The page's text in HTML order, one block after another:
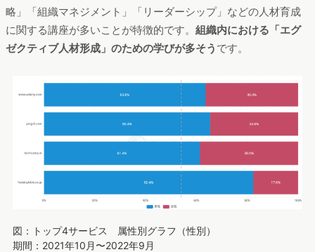
略」「組織マネジメント」「リーダーシップ」などの人材育成
に関する講座が多いことが特徴的です。 組織内における「エグ
ゼクティブ人材形成」のための学びが多そう です。
図：トップ4サービス 属性別グラフ（性別）
期間：2021年10月〜2022年9月